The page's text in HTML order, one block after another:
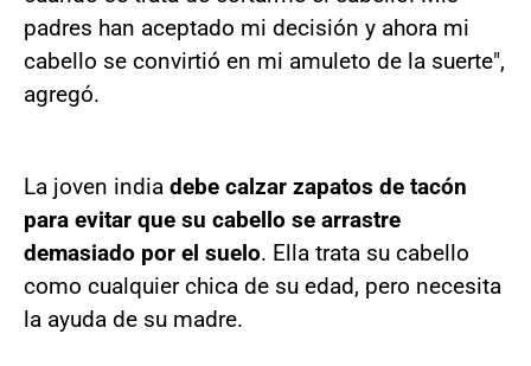
padres han aceptado mi decisión y ahora mi
cabello se convirtió en mi amuleto de la suerte",
agregó.
La joven india debe calzar zapatos de tacón
para evitar que su cabello se arrastre
demasiado por el suelo. Ella trata su cabello
como cualquier chica de su edad, pero necesita
la ayuda de su madre.